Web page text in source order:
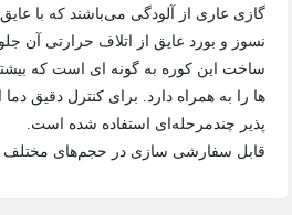
گازی عاری از آلودگی می‌باشند که با
نسوز و بورد عایق از اتلاف حرارتی
ساخت این کوره به گونه ای است که
ها را به همراه دارد. برای کنترل دقیق
پذیر چندمرحله‌ای استفاده شده است.
قابل سفارشی سازی در حجم‌های مختلف